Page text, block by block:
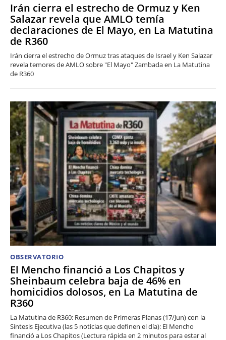
Irán cierra el estrecho de Ormuz y Ken
Salazar revela que AMLO temía
declaraciones de El Mayo, en La Matutina
de R360
Irán cierra el estrecho de Ormuz tras ataques de Israel y Ken Salazar
revela temores de AMLO sobre "El Mayo" Zambada en La Matutina
de R360
OBSERVATORIO
El Mencho financió a Los Chapitos y
Sheinbaum celebra baja de 46% en
homicidios dolosos, en La Matutina de
R360
La Matutina de R360: Resumen de Primeras Planas (17/Jun) con la
Síntesis Ejecutiva (las 5 noticias que definen el día): El Mencho
financió a Los Chapitos (Lectura rápida en 2 minutos para estar al